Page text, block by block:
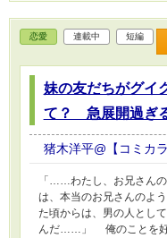
た。 金はたくさんある。
パーティを追放された俺
のような虚しさを覚えた
恋愛 連載中 短編
妹の友だちがグイ
て？ 急展開過ぎ
猪木洋平@【コミカ
「……わたし、お兄さん
は、本当のお兄さんのよ
た頃からは、男の人とし
んだ……」 俺のことを好